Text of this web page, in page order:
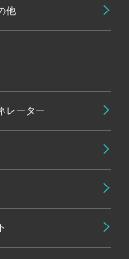
他
レーター